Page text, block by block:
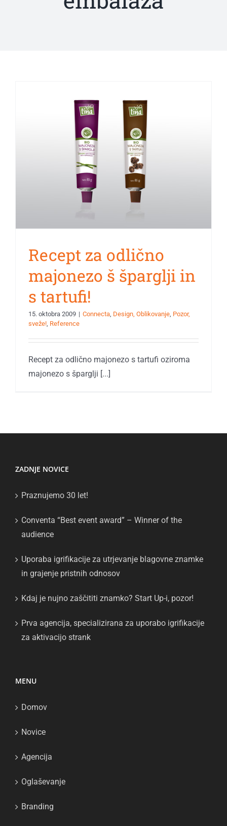
Recept za odlično
majonezo š šparglji in
s tartufi!
15. oktobra 2009 | Connecta, Design, Oblikovanje, Pozor,
sveže!, Reference
Recept za odlično majonezo s tartufi oziroma
majonezo s šparglji [...]
ZADNJE NOVICE
Praznujemo 30 let!
Conventa “Best event award” – Winner of the
audience
Uporaba igrifikacije za utrjevanje blagovne znamke
in grajenje pristnih odnosov
Kdaj je nujno zaščititi znamko? Start Up-i, pozor!
Prva agencija, specializirana za uporabo igrifikacije
za aktivacijo strank
MENU
Domov
Novice
Agencija
Oglaševanje
Branding